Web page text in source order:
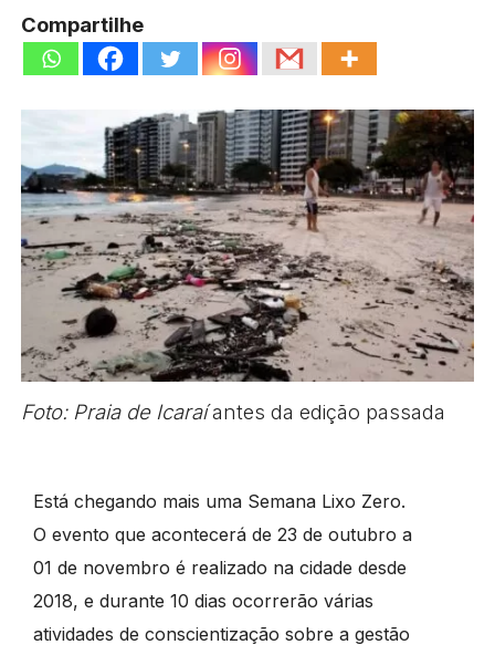
Compartilhe
Foto: Praia de Icaraíantes da edição passada
Está chegando mais uma Semana Lixo Zero.
O evento que acontecerá de 23 de outubro a
01 de novembro é realizado na cidade desde
2018, e durante 10 dias ocorrerão várias
atividades de conscientização sobre a gestão